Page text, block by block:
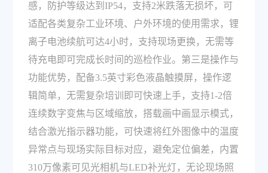
感，防护等级达到IP54，支持2米跌落无损坏，可
适配各类复杂工业环境、户外环境的使用需求，锂
离子电池续航可达4小时，支持现场更换，无需等
待充电即可完成长时间的巡检作业。第三是操作与
功能优势，配备3.5英寸彩色液晶触摸屏，操作逻
辑简单，无需复杂培训即可快速上手，支持1-2倍
连续数字变焦与区域缩放，搭载画中画显示模式，
结合激光指示器功能，可快速将红外图像中的温度
异常点与现场实际目标对应，避免定位偏差，内置
310万像素可见光相机与LED补光灯，无论现场照